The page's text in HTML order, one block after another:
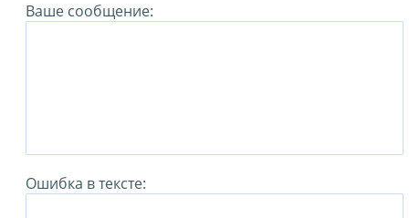
Ваше сообщение:
Ошибка в тексте: